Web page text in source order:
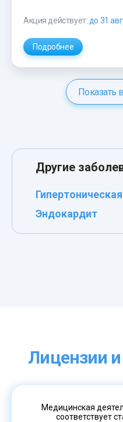
Акция действует: до 31
Подробнее
Показать
Другие
Эндокардит
Лицензии
Медицинская
соответствует